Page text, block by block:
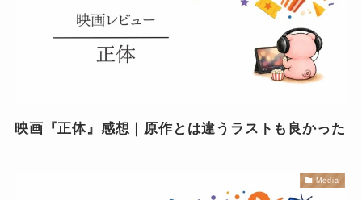
映画『正体』感想｜原作とは違うラストも良かった
Media